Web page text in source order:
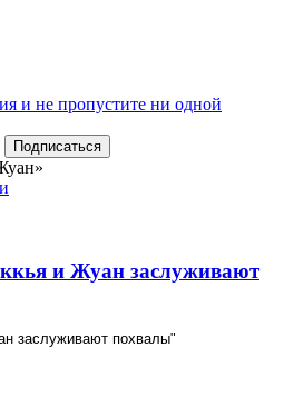
и не пропустите ни одной
и Жуан заслуживают
заслуживают похвалы"